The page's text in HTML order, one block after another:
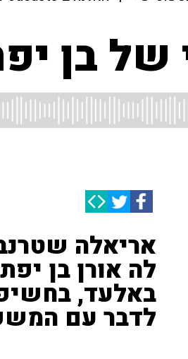
בן
לה אורן בן
באלעד,
לדבר עם